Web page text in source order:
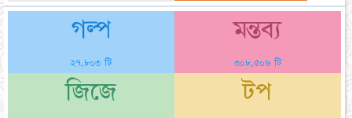
গল্প
২৭,৮০৩ টি
মন্তব্য
৩০৮,৫০৬ টি
জিজে টপ